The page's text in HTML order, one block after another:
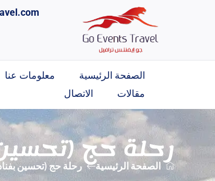
الصفحة الرئيسية معلومات عنا
مقالات
الاتصال
رحلة حج (تحسين
الصفحة الرئيسية رحلة حج (تحسين بفنادق 5 نجوم)